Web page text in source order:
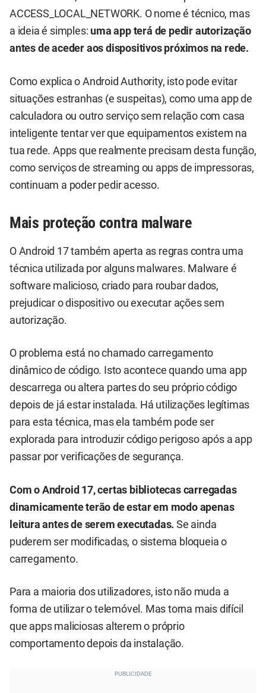
ACCESS_LOCAL_NETWORK. O nome é técnico, mas
a ideia é simples: uma app terá de pedir autorização
antes de aceder aos dispositivos próximos na rede.
Como explica o Android Authority, isto pode evitar
situações estranhas (e suspeitas), como uma app de
calculadora ou outro serviço sem relação com casa
inteligente tentar ver que equipamentos existem na
tua rede. Apps que realmente precisam desta função,
como serviços de streaming ou apps de impressoras,
continuam a poder pedir acesso.
Mais proteção contra malware
O Android 17 também aperta as regras contra uma
técnica utilizada por alguns malwares. Malware é
software malicioso, criado para roubar dados,
prejudicar o dispositivo ou executar ações sem
autorização.
O problema está no chamado carregamento
dinâmico de código. Isto acontece quando uma app
descarrega ou altera partes do seu próprio código
depois de já estar instalada. Há utilizações legítimas
para esta técnica, mas ela também pode ser
explorada para introduzir código perigoso após a app
passar por verificações de segurança.
Com o Android 17, certas bibliotecas carregadas
dinamicamente terão de estar em modo apenas
leitura antes de serem executadas. Se ainda
puderem ser modificadas, o sistema bloqueia o
carregamento.
Para a maioria dos utilizadores, isto não muda a
forma de utilizar o telemóvel. Mas torna mais difícil
que apps maliciosas alterem o próprio
comportamento depois da instalação.